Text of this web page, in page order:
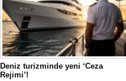
Deniz turizminde yeni ‘Ceza
Rejimi’!